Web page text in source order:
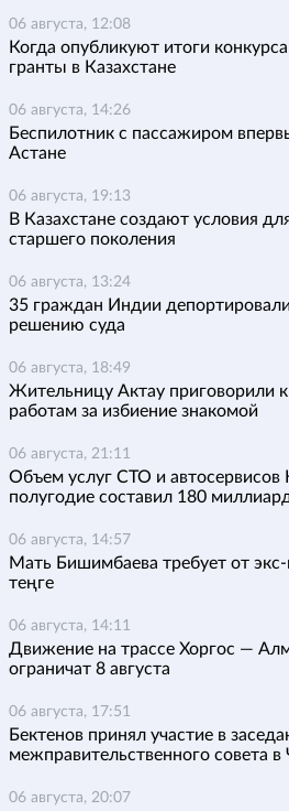
06 августа, 12:08
Когда опубликуют итоги
гранты в Казахстане
06 августа, 14:26
Беспилотник с пассажиром
Астане
06 августа, 19:13
В Казахстане создают условия
старшего поколения
06 августа, 13:24
35 граждан Индии
решению суда
06 августа, 18:49
Жительницу Актау приговорили
работам за избиение знакомой
06 августа, 21:11
Объем услуг СТО и автосервисов
полугодие составил 180
06 августа, 14:57
Мать Бишимбаева требует от
теңге
06 августа, 14:11
Движение на трассе Хоргос —
ограничат 8 августа
06 августа, 17:51
Бектенов принял участие в
межправительственного совета
06 августа, 20:07